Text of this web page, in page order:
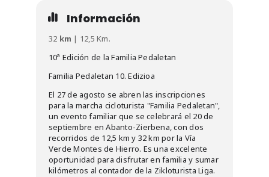
Información
32 km | 12,5 Km.
10ª Edición de la Familia Pedaletan
Familia Pedaletan 10. Edizioa
El 27 de agosto se abren las inscripciones
para la marcha cicloturista "Familia Pedaletan",
un evento familiar que se celebrará el 20 de
septiembre en Abanto-Zierbena, con dos
recorridos de 12,5 km y 32 km por la Vía
Verde Montes de Hierro. Es una excelente
oportunidad para disfrutar en familia y sumar
kilómetros al contador de la Zikloturista Liga.